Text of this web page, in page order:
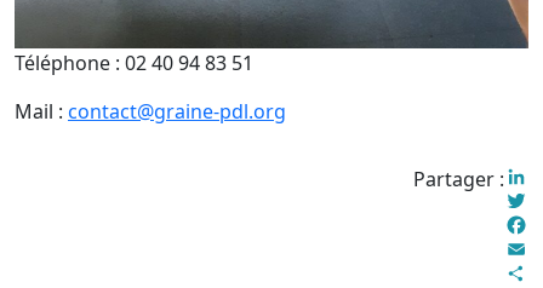
Téléphone : 02 40 94 83 51
Mail : contact@graine-pdl.org
Partager :